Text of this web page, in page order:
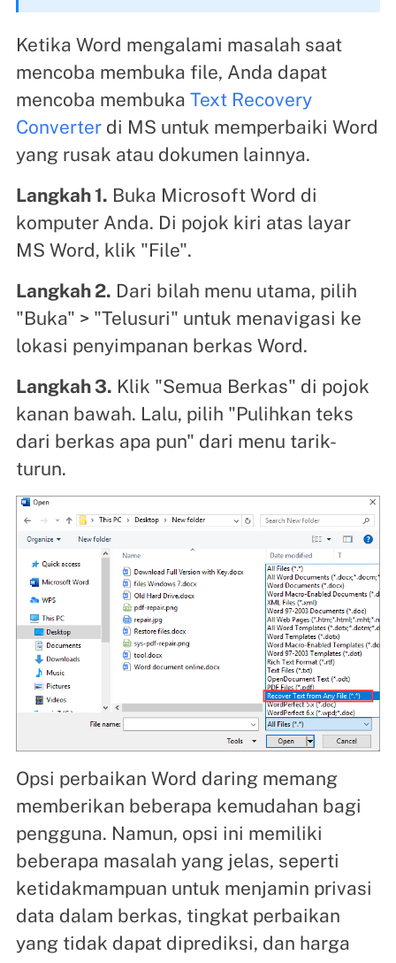
Ketika Word mengalami masalah saat
mencoba membuka file, Anda dapat
mencoba membuka Text Recovery
Converterdi MS untuk memperbaiki Word
yang rusak atau dokumen lainnya.
Langkah 1. Buka Microsoft Word di
komputer Anda. Di pojok kiri atas layar
MS Word, klik "File".
Langkah 2. Dari bilah menu utama, pilih
"Buka" > "Telusuri" untuk menavigasi ke
lokasi penyimpanan berkas Word.
Langkah 3. Klik "Semua Berkas" di pojok
kanan bawah. Lalu, pilih "Pulihkan teks
dari berkas apa pun" dari menu tarik-
turun.
Opsi perbaikan Word daring memang
memberikan beberapa kemudahan bagi
pengguna. Namun, opsi ini memiliki
beberapa masalah yang jelas, seperti
ketidakmampuan untuk menjamin privasi
data dalam berkas, tingkat perbaikan
yang tidak dapat diprediksi, dan harga